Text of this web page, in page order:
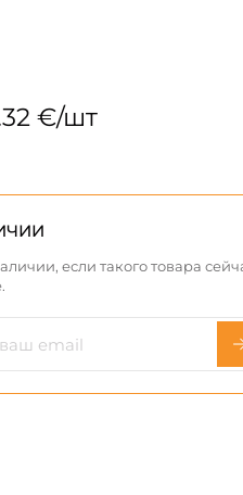
€/шт
если такого товара